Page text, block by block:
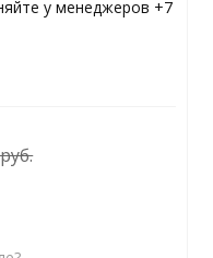
у менеджеров +7